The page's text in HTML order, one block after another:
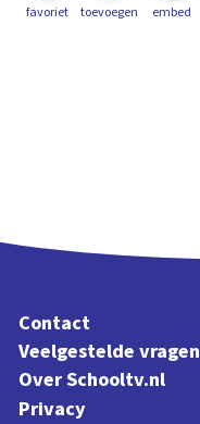
favoriet toevoegen embed
Contact
Veelgestelde vragen
Over Schooltv.nl
Privacy